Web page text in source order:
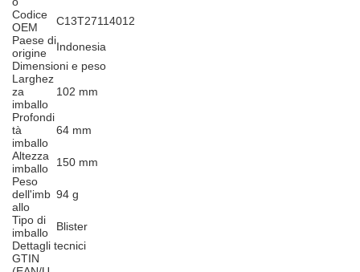
Codice
OEM
C13T27114012
Paese di
origine
Indonesia
Dimensioni e peso
Larghez
za
imballo
102 mm
Profondi
tà
imballo
64 mm
Altezza
imballo
150 mm
Peso
dell'imb
allo
94 g
Tipo di
imballo
Blister
Dettagli tecnici
GTIN